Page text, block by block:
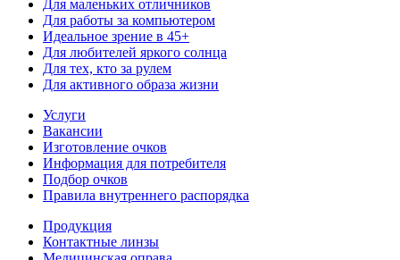
Для маленьких отличников
Для работы за компьютером
Идеальное зрение в 45+
Для любителей яркого солнца
Для тех, кто за рулем
Для активного образа жизни
Услуги
Вакансии
Изготовление очков
Информация для потребителя
Подбор очков
Правила внутреннего распорядка
Продукция
Контактные линзы